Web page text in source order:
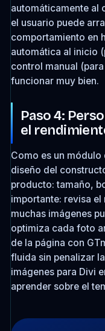
automáticamente al
el usuario puede
comportamiento en
automática al inicio
control manual
funcionar muy bien.
Paso 4:
el
Como es un
diseño del
producto: tamaño,
importante: revisa
muchas imágenes
optimiza cada foto
de la página con
fluida sin penalizar
imágenes para Divi
aprender sobre el